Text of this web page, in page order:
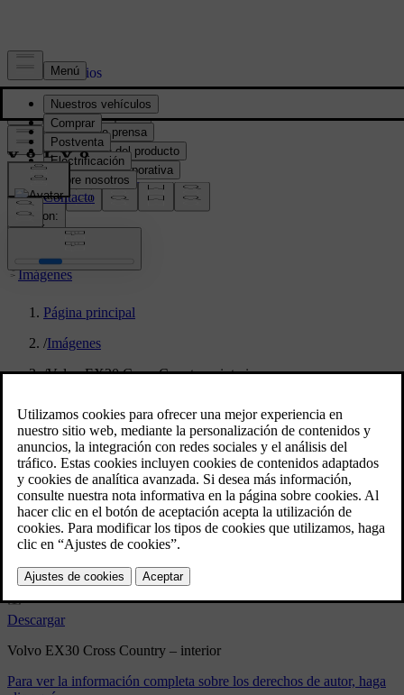
Prensa y Medios
Material de prensa
Información del producto
Información corporativa
Contacto de medios
location:
PY
Imágenes
Página principal
/Imágenes
/Volvo EX30 Cross Country – interior
Volvo EX30 Cross Country –
interior
2/10/2025
Marcador
Compartir
Descargar
Volvo EX30 Cross Country – interior
Para ver la información completa sobre los derechos de autor, haga